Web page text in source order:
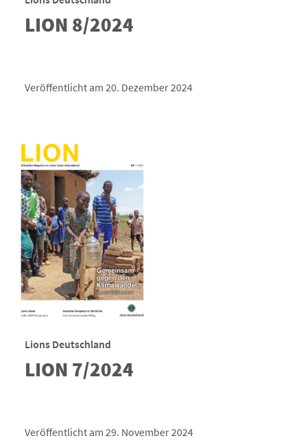
LION 8/2024
Veröffentlicht am 20. Dezember 2024
Lions Deutschland
LION 7/2024
Veröffentlicht am 29. November 2024